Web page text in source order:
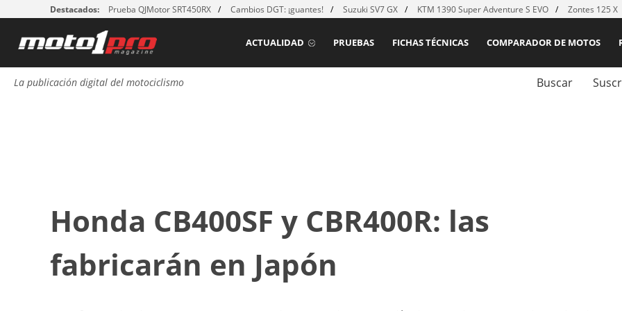
Destacados: Prueba QJMotor SRT450RX Cambios DGT: ¡guantes! Suzuki SV7 GX KTM 1390 Super Adventure S EVO Zontes 125 X
COMPARADOR DE MOTOS
FICHAS TÉCNICAS
PRUEBAS
ACTUALIDAD
La publicación digital del motociclismo Buscar
Honda CB400SF y CBR400R: las
fabricarán en Japón